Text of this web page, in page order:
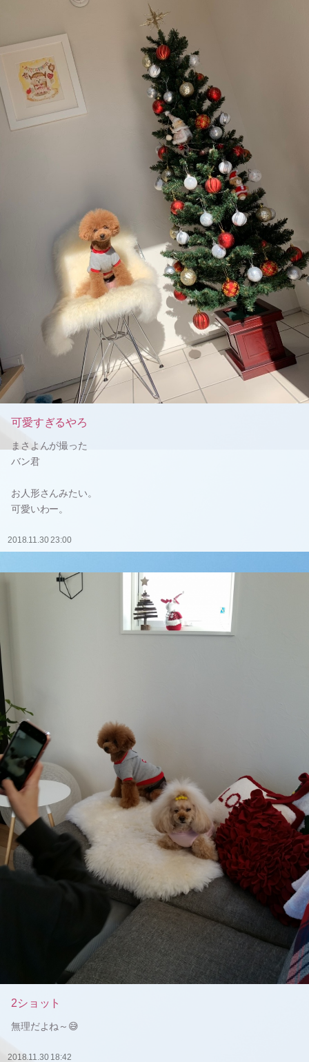
可愛すぎるやろ
まさよんが撮った
バン君
お人形さんみたい。
可愛いわー。
2018.11.30 23:00
2ショット
無理だよね～😅
2018.11.30 18:42